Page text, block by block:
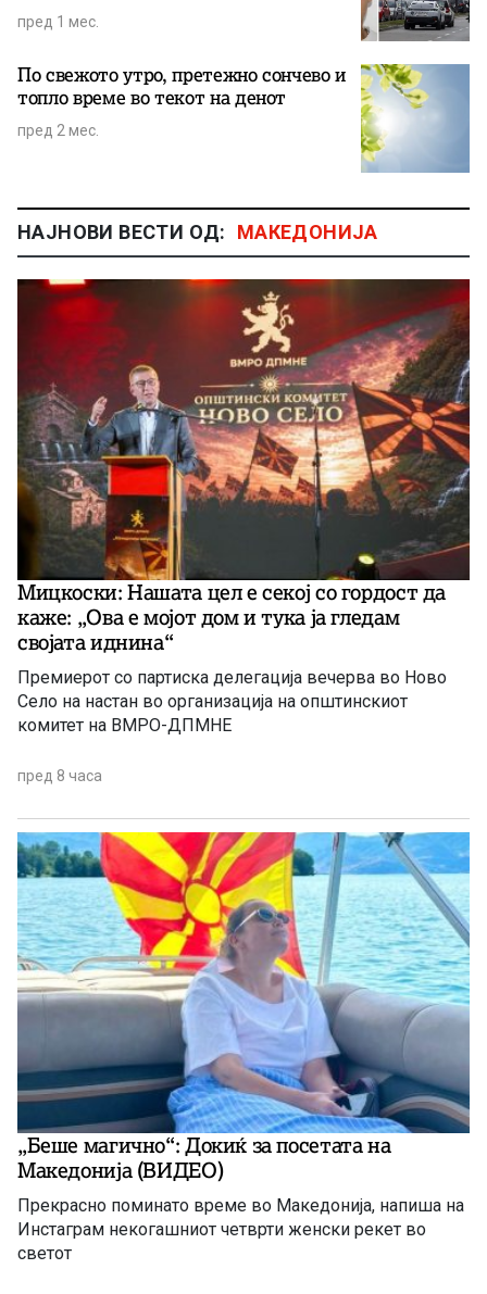
пред 1 мес.
По свежото утро, претежно сончево и
топло време во текот на денот
пред 2 мес.
НАЈНОВИ ВЕСТИ ОД: МАКЕДОНИЈА
Мицкоски: Нашата цел е секој со гордост да
каже: „Ова е мојот дом и тука ја гледам
својата иднина“
Премиерот со партиска делегација вечерва во Ново
Село на настан во организација на општинскиот
комитет на ВМРО-ДПМНЕ
пред 8 часа
„Беше магично“: Докиќ за посетата на
Македонија (ВИДЕО)
Прекрасно поминато време во Македонија, напиша на
Инстаграм некогашниот четврти женски рекет во
светот